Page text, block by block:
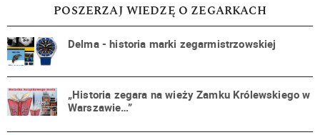
POSZERZAJ WIEDZĘ O ZEGARKACH
Delma - historia marki zegarmistrzowskiej
„Historia zegara na wieży Zamku Królewskiego w
Warszawie…”